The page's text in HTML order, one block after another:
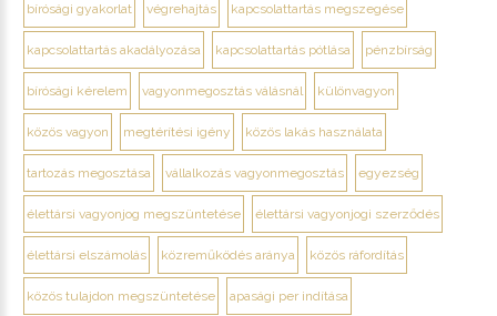
bírósági gyakorlat végrehajtás kapcsolattartás megszegése
kapcsolattartás akadályozása kapcsolattartás pótlása pénzbírság
bírósági kérelem vagyonmegosztás válásnál különvagyon
közös vagyon megtérítési igény közös lakás használata
tartozás megosztása vállalkozás vagyonmegosztás egyezség
élettársi vagyonjog megszüntetése élettársi vagyonjogi szerződés
élettársi elszámolás közreműködés aránya közös ráfordítás
közös tulajdon megszüntetése apasági per indítása